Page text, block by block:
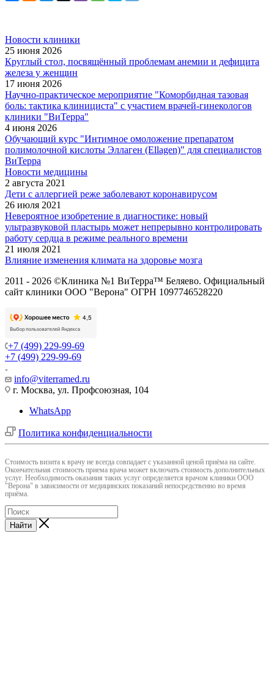
Новости клиники
25 июня 2026
Круглый стол, посвящённый проблемам анемии и дефицита
железа у женщин
17 июня 2026
Научно-практическое мероприятие "Коморбидная тазовая
боль: тактика клинициста" с участием врачей-гинекологов
клиники "ВиТерра"
4 июня 2026
Обучающий курс "Интимное омоложение препаратом
полимолочной кислоты Эллаген (Ellagen)" для специалистов
ВиТерра
Новости медицины
2 августа 2021
Дети с аллергией реже заболевают коронавирусом
26 июля 2021
Невероятное изобретение в диагностике: новый
ультразвуковой пластырь может непрерывно контролировать
работу сердца в режиме реального времени
21 июля 2021
Влияние изменения климата на здоровье мозга
2011 - 2026 ©Клиника №1 ВиТерра™ Беляево. Официальный
сайт клиники ООО "Верона" ОГРН 1097746528220
+7 (499) 229-99-69
+7 (499) 229-99-69
info@viterramed.ru
г. Москва, ул. Профсоюзная, 104
WhatsApp
Политика конфиденциальности
Cтоимость визита к врачу не всегда совпадает с указанной ценой приёма на сайте.
Окончательная стоимость приема врача может включать стоимость дополнительных
услуг. Необходимость оказания таких услуг определяется врачом клиники ООО
"Верона" в зависимости от медицинских показаний непосредственно во время
приёма.
Найти